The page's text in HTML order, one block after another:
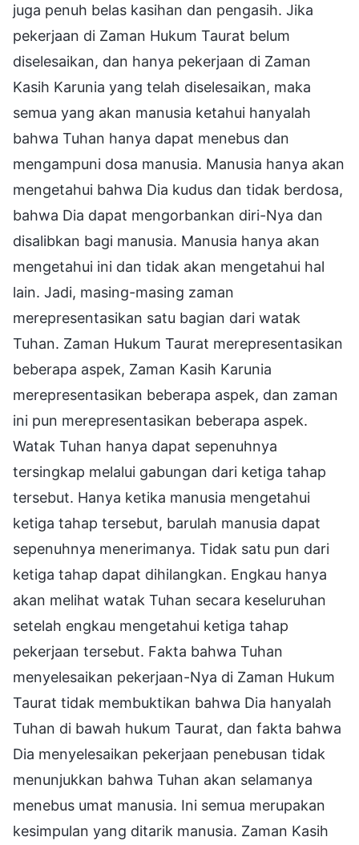
juga penuh belas kasihan dan pengasih. Jika
pekerjaan di Zaman Hukum Taurat belum
diselesaikan, dan hanya pekerjaan di Zaman
Kasih Karunia yang telah diselesaikan, maka
semua yang akan manusia ketahui hanyalah
bahwa Tuhan hanya dapat menebus dan
mengampuni dosa manusia. Manusia hanya akan
mengetahui bahwa Dia kudus dan tidak berdosa,
bahwa Dia dapat mengorbankan diri-Nya dan
disalibkan bagi manusia. Manusia hanya akan
mengetahui ini dan tidak akan mengetahui hal
lain. Jadi, masing-masing zaman
merepresentasikan satu bagian dari watak
Tuhan. Zaman Hukum Taurat merepresentasikan
beberapa aspek, Zaman Kasih Karunia
merepresentasikan beberapa aspek, dan zaman
ini pun merepresentasikan beberapa aspek.
Watak Tuhan hanya dapat sepenuhnya
tersingkap melalui gabungan dari ketiga tahap
tersebut. Hanya ketika manusia mengetahui
ketiga tahap tersebut, barulah manusia dapat
sepenuhnya menerimanya. Tidak satu pun dari
ketiga tahap dapat dihilangkan. Engkau hanya
akan melihat watak Tuhan secara keseluruhan
setelah engkau mengetahui ketiga tahap
pekerjaan tersebut. Fakta bahwa Tuhan
menyelesaikan pekerjaan-Nya di Zaman Hukum
Taurat tidak membuktikan bahwa Dia hanyalah
Tuhan di bawah hukum Taurat, dan fakta bahwa
Dia menyelesaikan pekerjaan penebusan tidak
menunjukkan bahwa Tuhan akan selamanya
menebus umat manusia. Ini semua merupakan
kesimpulan yang ditarik manusia. Zaman Kasih